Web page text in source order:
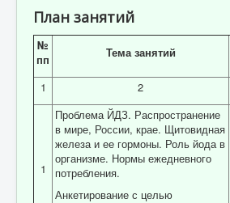
План занятий
№
пп
Тема занятий
1
2
1
Проблема ЙДЗ. Распространение
в мире, России, крае. Щитовидная
железа и ее гормоны. Роль йода в
организме. Нормы ежедневного
потребления.
Анкетирование с целью